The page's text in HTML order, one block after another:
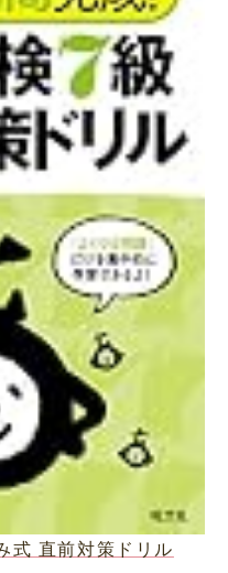
式 直前対策ドリル